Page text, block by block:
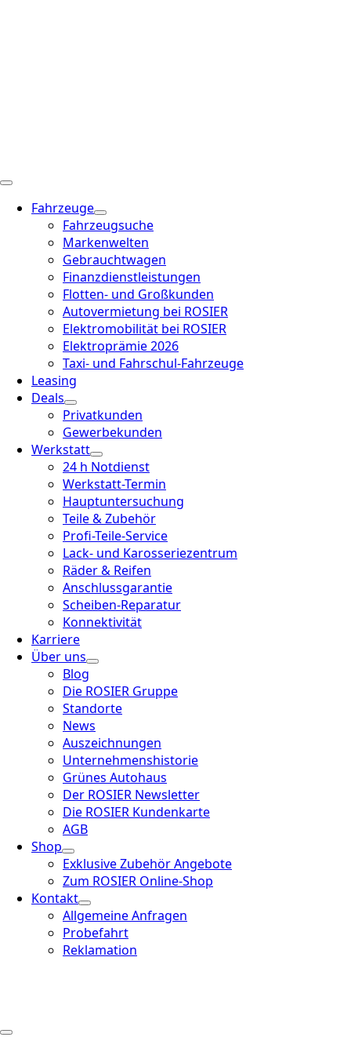
Fahrzeuge
Fahrzeugsuche
Markenwelten
Gebrauchtwagen
Finanzdienstleistungen
Flotten- und Großkunden
Autovermietung bei ROSIER
Elektromobilität bei ROSIER
Elektroprämie 2026
Taxi- und Fahrschul-Fahrzeuge
Leasing
Deals
Privatkunden
Gewerbekunden
Werkstatt
24 h Notdienst
Werkstatt-Termin
Hauptuntersuchung
Teile & Zubehör
Profi-Teile-Service
Lack- und Karosseriezentrum
Räder & Reifen
Anschlussgarantie
Scheiben-Reparatur
Konnektivität
Karriere
Über uns
Blog
Die ROSIER Gruppe
Standorte
News
Auszeichnungen
Unternehmenshistorie
Grünes Autohaus
Der ROSIER Newsletter
Die ROSIER Kundenkarte
AGB
Shop
Exklusive Zubehör Angebote
Zum ROSIER Online-Shop
Kontakt
Allgemeine Anfragen
Probefahrt
Reklamation